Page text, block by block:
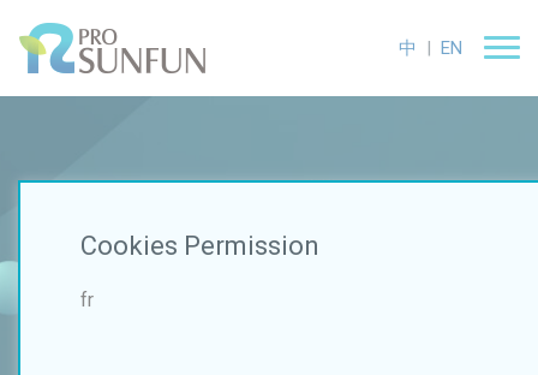
中 | EN
News
Annonce
Cookies Permission
fr